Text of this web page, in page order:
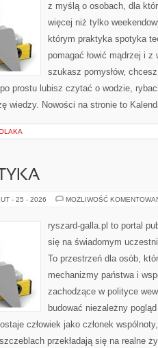
z myślą o osobach, dla
więcej niż tylko
którym praktyka spotyka
pomagać łowić mądrzej i
szukasz pomysłów,
prostu lubisz czytać o wodzie,
wiedzy. Nowości na stronie to
- 25 - 2026 MOŻLIWOŚĆ
ryszard-galla.pl to portal
się na świadomym
To przestrzeń dla osób,
mechanizmy państwa i
zachodzące w polityce
budować niezależny
człowiek jako członek
przekładają się na realne